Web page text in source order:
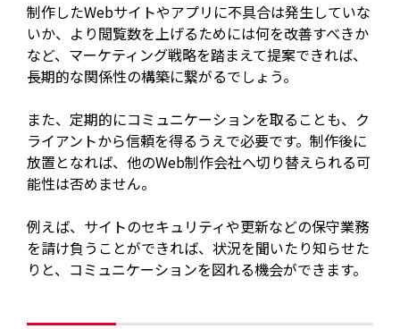
制作したWebサイトやアプリに不具合は発生していな
いか、より閲覧数を上げるためには何を改善すべきか
など、マーケティング戦略を踏まえて提案できれば、
長期的な関係性の構築に繋がるでしょう。
また、定期的にコミュニケーションを取ることも、ク
ライアントから信頼を得るうえで必要です。制作後に
放置となれば、他のWeb制作会社へ切り替えられる可
能性は否めません。
例えば、サイトのセキュリティや更新などの保守業務
を請け負うことができれば、状況を聞いたり知らせた
りと、コミュニケーションを図れる機会ができます。